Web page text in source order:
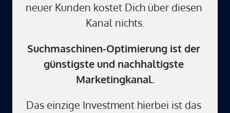
neuer Kunden kostet Dich über diesen
Kanal nichts.
Suchmaschinen-Optimierung ist der
günstigste und nachhaltigste
Marketingkanal.
Das einzige Investment hierbei ist das